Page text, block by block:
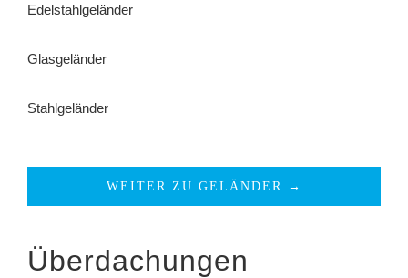
Edelstahlgeländer
Glasgeländer
Stahlgeländer
WEITER ZU GELÄNDER →
Überdachungen